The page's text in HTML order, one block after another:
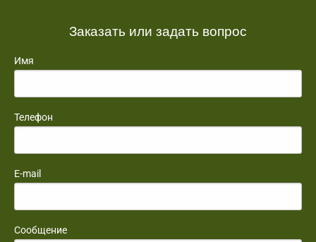
Заказать или задать вопрос
Имя
Телефон
E-mail
Сообщение